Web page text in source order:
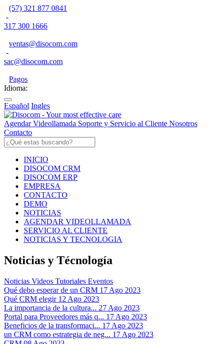
(57) 321 877 0841
-
317 300 1666
ventas@disocom.com
-
sac@disocom.com
Pagos
Idioma:
Español Ingles
Agendar Videollamada Soporte y Servicio al Cliente Nosotros
Contacto
INICIO
DISOCOM CRM
DISOCOM ERP
EMPRESA
CONTACTO
DEMO
NOTICIAS
AGENDAR VIDEOLLAMADA
SERVICIO AL CLIENTE
NOTICIAS Y TECNOLOGIA
Noticias y Técnología
Noticias Videos Tutoriales Eventos
Qué debo esperar de un CRM 17 Ago 2023
Qué CRM elegir 12 Ago 2023
La importancia de la cultura... 27 Ago 2023
Portal para Proveedores más q... 17 Ago 2023
Beneficios de la transformaci... 17 Ago 2023
un CRM como estrategia de neg... 17 Ago 2023